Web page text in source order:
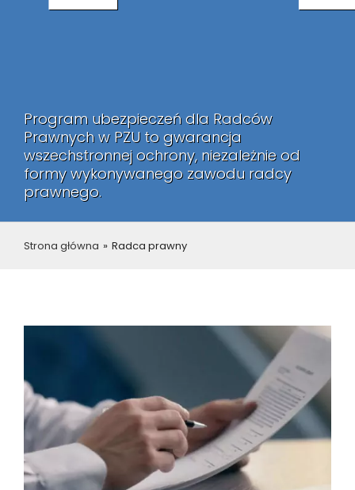
Program ubezpieczeń dla Radców
Prawnych w PZU to gwarancja
wszechstronnej ochrony, niezależnie od
formy wykonywanego zawodu radcy
prawnego.
Strona główna » Radca prawny